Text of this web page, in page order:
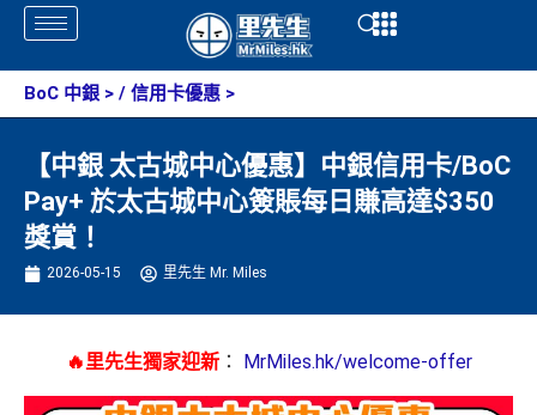
Skip
content
Open
BoC 中銀 > / 信用卡優惠 >
【中銀 太古城中心優惠】中銀信用卡/BoC
Pay+ 於太古城中心簽賬每日賺高達$350
獎賞！
2026-05-15 里先生 Mr. Miles
🔥里先生獨家迎新： MrMiles.hk/welcome-offer